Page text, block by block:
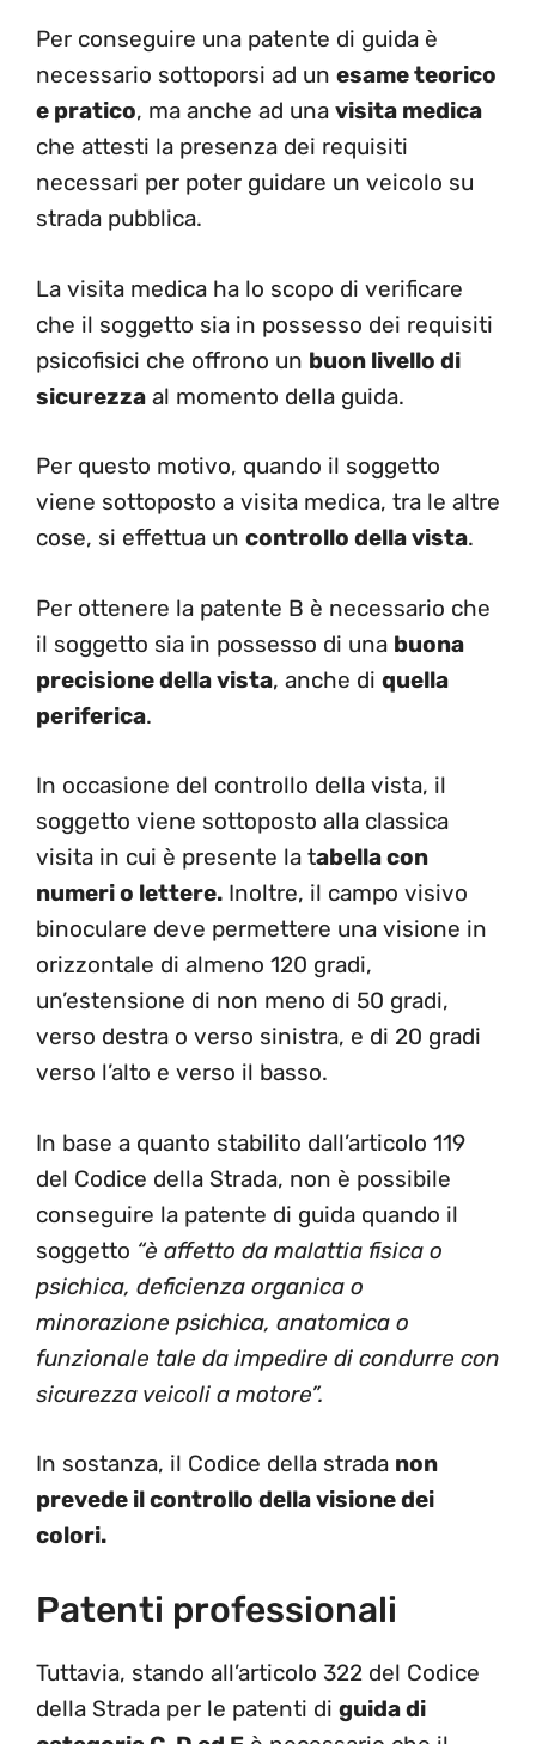
Per conseguire una patente di guida è
necessario sottoporsi ad un esame teorico
e pratico, ma anche ad una visita medica
che attesti la presenza dei requisiti
necessari per poter guidare un veicolo su
strada pubblica.
La visita medica ha lo scopo di verificare
che il soggetto sia in possesso dei requisiti
psicofisici che offrono un buon livello di
sicurezza al momento della guida.
Per questo motivo, quando il soggetto
viene sottoposto a visita medica, tra le altre
cose, si effettua un controllo della vista.
Per ottenere la patente B è necessario che
il soggetto sia in possesso di una buona
precisione della vista, anche di quella
periferica.
In occasione del controllo della vista, il
soggetto viene sottoposto alla classica
visita in cui è presente la tabella con
numeri o lettere. Inoltre, il campo visivo
binoculare deve permettere una visione in
orizzontale di almeno 120 gradi,
un’estensione di non meno di 50 gradi,
verso destra o verso sinistra, e di 20 gradi
verso l’alto e verso il basso.
In base a quanto stabilito dall’articolo 119
del Codice della Strada, non è possibile
conseguire la patente di guida quando il
soggetto “è affetto da malattia fisica o
psichica, deficienza organica o
minorazione psichica, anatomica o
funzionale tale da impedire di condurre con
sicurezza veicoli a motore”.
In sostanza, il Codice della strada non
prevede il controllo della visione dei
colori.
Patenti professionali
Tuttavia, stando all’articolo 322 del Codice
della Strada per le patenti di guida di